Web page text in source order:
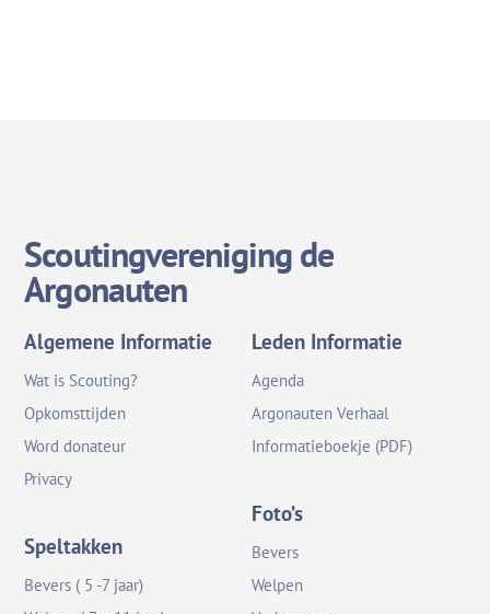
Scoutingvereniging de
Argonauten
Algemene Informatie
Wat is Scouting?
Opkomsttijden
Word donateur
Privacy
Speltakken
Bevers ( 5 -7 jaar)
Leden Informatie
Agenda
Argonauten Verhaal
Informatieboekje (PDF)
Foto’s
Bevers
Welpen